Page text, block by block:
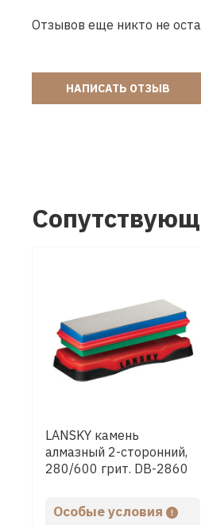
Отзывов еще никто не
НАПИСАТЬ ОТЗЫВ
LANSKY камень
алмазный 2-сторонний,
280/600 грит. DB-2860
Особые условия